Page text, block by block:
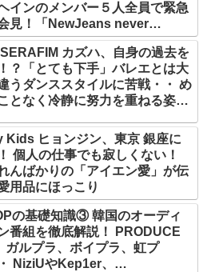
インのメンバー５人全員で緊急
見！「NewJeans never
と微笑みの宣言！ ADOR側、
まで契約有効と主張
カズハ、自身の過去を
？「とても下手」バレエとは大
うダンススタイルに苦戦・・ め
となく冷静に努力を重ねる姿に
Kids ヒョンジン、東京 銀座に
個人の仕事でも寂しくない！
んばかりの「アイエン愛」が伝
用品にほっこり
の基礎知識③ 韓国のオーディ
番組を徹底解説！ PRODUCE
ガルプラ、ボイプラ、虹プ
NiziUやKep1er、